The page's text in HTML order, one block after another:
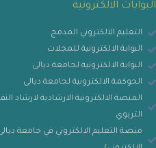
البوابات الالكترونية
التعليم الالكتروني المدمج
البوابة الالكترونية للمجلات
البوابة الالكترونية لجامعة ديالى
الحوكمة الالكترونية لجامعة ديالى
المنصة الالكترونية الارشادية لارشاد
التربوي
منصة التعليم الالكتروني في جامعة